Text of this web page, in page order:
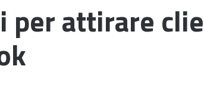
per attirare